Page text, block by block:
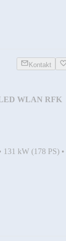
Kontakt
WLAN RFK
131 kW (178 PS) •